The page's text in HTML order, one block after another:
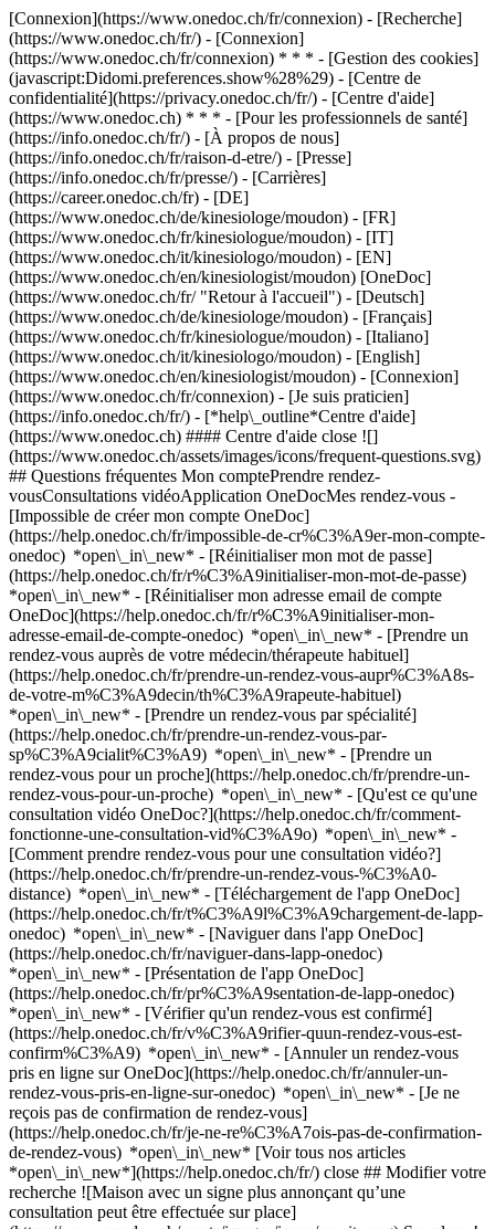
[Connexion](https://www.onedoc.ch/fr/connexion) - [Recherche]
(https://www.onedoc.ch/fr/) - [Connexion]
(https://www.onedoc.ch/fr/connexion) * * * - [Gestion des cookies]
(javascript:Didomi.preferences.show%28%29) - [Centre de
confidentialité](https://privacy.onedoc.ch/fr/) - [Centre d'aide]
(https://www.onedoc.ch) * * * - [Pour les professionnels de santé]
(https://info.onedoc.ch/fr/) - [À propos de nous]
(https://info.onedoc.ch/fr/raison-d-etre/) - [Presse]
(https://info.onedoc.ch/fr/presse/) - [Carrières]
(https://career.onedoc.ch/fr) - [DE]
(https://www.onedoc.ch/de/kinesiologe/moudon) - [FR]
(https://www.onedoc.ch/fr/kinesiologue/moudon) - [IT]
(https://www.onedoc.ch/it/kinesiologo/moudon) - [EN]
(https://www.onedoc.ch/en/kinesiologist/moudon) [OneDoc]
(https://www.onedoc.ch/fr/ "Retour à l'accueil") - [Deutsch]
(https://www.onedoc.ch/de/kinesiologe/moudon) - [Français]
(https://www.onedoc.ch/fr/kinesiologue/moudon) - [Italiano]
(https://www.onedoc.ch/it/kinesiologo/moudon) - [English]
(https://www.onedoc.ch/en/kinesiologist/moudon) - [Connexion]
(https://www.onedoc.ch/fr/connexion) - [Je suis praticien]
(https://info.onedoc.ch/fr/) - [*help\_outline*Centre d'aide]
(https://www.onedoc.ch) #### Centre d'aide close ![]
(https://www.onedoc.ch/assets/images/icons/frequent-questions.svg)
## Questions fréquentes Mon comptePrendre rendez-
vousConsultations vidéoApplication OneDocMes rendez-vous -
[Impossible de créer mon compte OneDoc]
(https://help.onedoc.ch/fr/impossible-de-cr%C3%A9er-mon-compte-
onedoc) *open\_in\_new* - [Réinitialiser mon mot de passe]
(https://help.onedoc.ch/fr/r%C3%A9initialiser-mon-mot-de-passe)
*open\_in\_new* - [Réinitialiser mon adresse email de compte
OneDoc](https://help.onedoc.ch/fr/r%C3%A9initialiser-mon-
adresse-email-de-compte-onedoc) *open\_in\_new* - [Prendre un
rendez-vous auprès de votre médecin/thérapeute habituel]
(https://help.onedoc.ch/fr/prendre-un-rendez-vous-aupr%C3%A8s-
de-votre-m%C3%A9decin/th%C3%A9rapeute-habituel)
*open\_in\_new* - [Prendre un rendez-vous par spécialité]
(https://help.onedoc.ch/fr/prendre-un-rendez-vous-par-
sp%C3%A9cialit%C3%A9) *open\_in\_new* - [Prendre un
rendez-vous pour un proche](https://help.onedoc.ch/fr/prendre-un-
rendez-vous-pour-un-proche) *open\_in\_new* - [Qu'est ce qu'une
consultation vidéo OneDoc?](https://help.onedoc.ch/fr/comment-
fonctionne-une-consultation-vid%C3%A9o) *open\_in\_new* -
[Comment prendre rendez-vous pour une consultation vidéo?]
(https://help.onedoc.ch/fr/prendre-un-rendez-vous-%C3%A0-
distance) *open\_in\_new* - [Téléchargement de l'app OneDoc]
(https://help.onedoc.ch/fr/t%C3%A9l%C3%A9chargement-de-lapp-
onedoc) *open\_in\_new* - [Naviguer dans l'app OneDoc]
(https://help.onedoc.ch/fr/naviguer-dans-lapp-onedoc)
*open\_in\_new* - [Présentation de l'app OneDoc]
(https://help.onedoc.ch/fr/pr%C3%A9sentation-de-lapp-onedoc)
*open\_in\_new* - [Vérifier qu'un rendez-vous est confirmé](https://help.onedoc.ch/fr/v%C3%A9rifier-quun-rendez-vous-est-confirm%C3%A9) *open\_in\_new* - [Annuler un rendez-vous pris en ligne sur OneDoc](https://help.onedoc.ch/fr/annuler-un-rendez-vous-pris-en-ligne-sur-onedoc) *open\_in\_new* - [Je ne reçois pas de confirmation de rendez-vous](https://help.onedoc.ch/fr/je-ne-re%C3%A7ois-pas-de-confirmation-de-rendez-vous) *open\_in\_new* [Voir tous nos articles *open\_in\_new*](https://help.onedoc.ch/fr/) close ## Modifier votre recherche ![Maison avec un signe plus annonçant qu’une consultation peut être effectuée sur place](https://www.onedoc.ch/assets/images/icons/on-site.svg) Sur place ![Caméra avec un symbole lecture annonçant qu’une consultation peut être effectuée à distance en vidéo](https://www.onedoc.ch/assets/images/icons/remote.svg) À distance Rechercher #### Spécialités #### Praticiens #### Établissements edit Kinésiologue à Moudon tune Filtrer par Nouveaux patients*keyboard\_arrow\_down* - Acceptés*check\_circle* Langue parlée*keyboard\_arrow\_down* - Albanais*check\_circle* - Allemand*check\_circle* - Anglais*check\_circle* - Arabe*check\_circle* - Espagnol*check\_circle* - Français*check\_circle* - Italien*check\_circle* - Portugais*check\_circle* - Tchèque*check\_circle* Sexe*keyboard\_arrow\_down* - Femme*check\_circle* - Homme*check\_circle* Réseau*keyboard\_arrow\_down* - ASCA*check\_circle* - RME*check\_circle* - APTN*check\_circle* Disponibilité*keyboard\_arrow\_down* - Disponible aujourdhui*check\_circle* - Dans les 3 prochains jours*check\_circle* - Dans les 7 prochains jours*check\_circle* - Dans les 14 prochains jours*check\_circle* # Kinésiologue à Moudon: prenez rendez-vous en ligne aujourd'hui ## 2 résultats à Moudon [![Mme Matilde Hänggi, kinésiologue à Moudon](https://assets.onedoc.ch/images/users/5d6084e2c684ee10aa80d288796236802e8a257dbb48767ca69eb5fa9d4b829c-small.jpg "Mme Matilde Hänggi, kinésiologue à Moudon")](https://www.onedoc.ch/fr/kinesiologue/moudon/pcz12/matilde-hanggi) ### [Mme Matilde Hänggi](https://www.onedoc.ch/fr/kinesiologue/moudon/pcz12/matilde-hanggi) ![Badge indiquant un profil vérifié](https://www.onedoc.ch/assets/images/icons/checkmark.svg) Kinésiologue Cabinet Matilde Hänggi Rue du Château 1 1510 Moudon ![Mme Matilde Hänggi est affiliée au réseau RME](https://assets.onedoc.ch/images/networks/logos/a202aabd14cdddb5ff03205af2481fb805645ff903773c55a6c572d22f23762e-small.png) ![Icône patient avec un signe plus annonçant que le professionnel accepte de nouveaux patients](https://www.onedoc.ch/assets/images/icons/new-patients.svg)Accepte les nouveaux patients [Réserver un RDV](https://www.onedoc.ch/fr/kinesiologue/moudon/pcz12/matilde-hanggi) *chevron\_left* mar. 04 août *chevron\_right* Voir plus de rendez-vous *error\_outline* Une erreur s'est produite lors du chargement des disponibilités [Réessayer](https://www.onedoc.ch) [![Mme Fabienne Tavolini, kinésiologue à Moudon](https://assets.onedoc.ch/images/users/033f8932b80cbff4e8c416c68c6d7f7e27c45302d352d24eee894e938bc8446a-small.png "Mme Fabienne Tavolini, kinésiologue à Moudon")](https://www.onedoc.ch/fr/kinesiologue/moudon/pcu1v/fabienne-tavolini) ### [Mme Fabienne Tavolini](https://www.onedoc.ch/fr/kinesiologue/moudon/pcu1v/fabienne-tavolini) ![Badge indiquant un profil vérifié](https://www.onedoc.ch/assets/images/icons/checkmark.svg) Kinésiologue à la Source M. Ruelle du Cheval-Blanc 2 1510 Moudon ![Mme Fabienne Tavolini est affiliée au réseau ASCA](https://assets.onedoc.ch/images/networks/logos/496d325fd4282f2f0a46197dd629fd16fcd2d324839e441a2a65aaa74df08a15-small.png) ![Icône patient avec un signe plus annonçant que le professionnel accepte de nouveaux patients](https://www.onedoc.ch/assets/images/icons/new-patients.svg)Accepte les nouveaux patients [Réserver un RDV](https://www.onedoc.ch/fr/kinesiologue/moudon/pcu1v/fabienne-tavolini) *chevron\_left* mar. 04 août *chevron\_right* Voir plus de rendez-vous *error\_outline* Une erreur s'est produite lors du chargement des disponibilités [Réessayer](https://www.onedoc.ch) ## __Kinésiologues__: d'autres spécialistes sont réservables en ligne dans les environs de __Moudon__ [![Mme Yaël Flach, kinésiologue à Neyruz-sur-Moudon](https://assets.onedoc.ch/images/users/f086c57a332c007c61c7d0fa34b28bd5ce47280e7f4791eb256dc0a8357d5e8a-small.jpg "Mme Yaël Flach, kinésiologue à Neyruz-sur-Moudon")](https://www.onedoc.ch/fr/kinesiologue/neyruz-sur-moudon/pcs59/yael-flach) ### [Mme Yaël Flach](https://www.onedoc.ch/fr/kinesiologue/neyruz-sur-moudon/pcs59/yael-flach) ![Badge indiquant un profil vérifié](https://www.onedoc.ch/assets/images/icons/checkmark.svg) [Kinésiologue](https://www.onedoc.ch/fr/kinesiologue/neyruz-sur-moudon) Cabinet Mme Yaël Flach - Neyruz-sur-Moudon Rue du Battoir 12 1515 Neyruz-sur-Moudon ![Mme Yaël Flach est affiliée au réseau RME](https://assets.onedoc.ch/images/networks/logos/a202aabd14cdddb5ff03205af2481fb805645ff903773c55a6c572d22f23762e-small.png) ![Icône patient avec un signe plus annonçant que le professionnel accepte de nouveaux patients](https://www.onedoc.ch/assets/images/icons/new-patients.svg)Accepte les nouveaux patients [Réserver un RDV](https://www.onedoc.ch/fr/kinesiologue/neyruz-sur-moudon/pcs59/yael-flach) *chevron\_left* mar. 04 août *chevron\_right* Voir plus de rendez-vous *error\_outline* Une erreur s'est produite lors du chargement des disponibilités [Réessayer](https://www.onedoc.ch) [![Mme Fabienne Tavolini, kinésiologue à Romont](https://assets.onedoc.ch/images/users/033f8932b80cbff4e8c416c68c6d7f7e27c45302d352d24eee894e938bc8446a-small.png "Mme Fabienne Tavolini, kinésiologue à Romont")](https://www.onedoc.ch/fr/kinesiologue/romont/pcz7h/fabienne-tavolini) ### [Mme Fabienne Tavolini](https://www.onedoc.ch/fr/kinesiologue/romont/pcz7h/fabienne-tavolini) ![Badge indiquant un profil vérifié](https://www.onedoc.ch/assets/images/icons/checkmark.svg) [Kinésiologue](https://www.onedoc.ch/fr/kinesiologue/romont?state=FR) Atera santé Route de la Gare 7 1680 Romont FR ![Mme Fabienne Tavolini est affiliée au réseau ASCA](https://assets.onedoc.ch/images/networks/logos/496d325fd4282f2f0a46197dd629fd16fcd2d324839e441a2a65aaa74df08a15-small.png) ![Icône patient avec un signe plus annonçant que le professionnel accepte de nouveaux patients](https://www.onedoc.ch/assets/images/icons/new-patients.svg)Accepte les nouveaux patients [Réserver un RDV](https://www.onedoc.ch/fr/kinesiologue/romont/pcz7h/fabienne-tavolini) [![Mme Carmen Ameijeiras Dominguez, kinésiologue à Billens-Hennens](https://assets.onedoc.ch/images/users/5a9e71b2ebf16298517258aa16adb9fe1abe820fd55220adc7ddd35f04c437e5-small.jpg "Mme Carmen Ameijeiras Dominguez, kinésiologue à Billens-Hennens")](https://www.onedoc.ch/fr/kinesiologue/billens-hennens/pcmqd/carmen-ameijeiras-dominguez) ### [Mme Carmen Ameijeiras Dominguez](https://www.onedoc.ch/fr/kinesiologue/billens-hennens/pcmqd/carmen-ameijeiras-dominguez) ![Badge indiquant un profil vérifié](https://www.onedoc.ch/assets/images/icons/checkmark.svg) [Kinésiologue](https://www.onedoc.ch/fr/kinesiologue/billens-hennens) Gaya KinéSanté - Etage E - CSSF Billens Route de l'Hôpital 1 1681 Billens-Hennens ![Mme Carmen Ameijeiras Dominguez est affiliée au réseau ASCA](https://assets.onedoc.ch/images/networks/logos/496d325fd4282f2f0a46197dd629fd16fcd2d324839e441a2a65aaa74df08a15-small.png)![Mme Carmen Ameijeiras Dominguez est affiliée au réseau RME](https://assets.onedoc.ch/images/networks/logos/a202aabd14cdddb5ff03205af2481fb805645ff903773c55a6c572d22f23762e-small.png) ![Icône patient avec un signe plus annonçant que le professionnel accepte de nouveaux patients](https://www.onedoc.ch/assets/images/icons/new-patients.svg)Accepte les nouveaux patients [Réserver un RDV](https://www.onedoc.ch/fr/kinesiologue/billens-hennens/pcmqd/carmen-ameijeiras-dominguez) [![Mme Stéphanie Notz, kinésiologue à Romont](https://assets.onedoc.ch/images/users/1f1ceb1036c77a4f5f3a7453d3a0edce09c7c30b962b63618e96b8e749d0918e-small.png "Mme Stéphanie Notz, kinésiologue à Romont")](https://www.onedoc.ch/fr/kinesiologue/romont/pc08g/stephanie-notz) ### [Mme Stéphanie Notz](https://www.onedoc.ch/fr/kinesiologue/romont/pc08g/stephanie-notz) ![Badge indiquant un profil vérifié](https://www.onedoc.ch/assets/images/icons/checkmark.svg) [Kinésiologue](https://www.onedoc.ch/fr/kinesiologue/romont?state=FR) Stéphanie Kinésiologie Rue du Château 126 1680 Romont FR ![Mme Stéphanie Notz est affiliée au réseau RME](https://assets.onedoc.ch/images/networks/logos/a202aabd14cdddb5ff03205af2481fb805645ff903773c55a6c572d22f23762e-small.png) ![Icône patient avec un signe plus annonçant que le professionnel accepte de nouveaux patients](https://www.onedoc.ch/assets/images/icons/new-patients.svg)Accepte les nouveaux patients [Réserver un RDV](https://www.onedoc.ch/fr/kinesiologue/romont/pc08g/stephanie-notz) [![Mme Marion Gay-Mermoud, kinésiologue à Poliez-Pittet](https://assets.onedoc.ch/images/users/dd7dbcc4ed2e73a1e8b5e7794d78d7c94d216ef2255d49805a19a7dfdeac7c91-small.jpg "Mme Marion Gay-Mermoud, kinésiologue à Poliez-Pittet")](https://www.onedoc.ch/fr/kinesiologue/poliez-pittet/pcpxz/marion-gay-mermoud) ### [Mme Marion Gay-Mermoud](https://www.onedoc.ch/fr/kinesiologue/poliez-pittet/pcpxz/marion-gay-mermoud) ![Badge indiquant un profil vérifié](https://www.onedoc.ch/assets/images/icons/checkmark.svg) [Kinésiologue](https://www.onedoc.ch/fr/kinesiologue/poliez-pittet) Kinésiologie Poliez-Pittet - Cœur d'hêtre Route d'Echallens 1 1041 Poliez-Pittet ![Mme Marion Gay-Mermoud est affiliée au réseau ASCA](https://assets.onedoc.ch/images/networks/logos/496d325fd4282f2f0a46197dd629fd16fcd2d324839e441a2a65aaa74df08a15-small.png)![Mme Marion Gay-Mermoud est affiliée au réseau RME](https://assets.onedoc.ch/images/networks/logos/a202aabd14cdddb5ff03205af2481fb805645ff90